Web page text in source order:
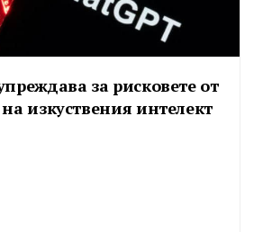
за рисковете от
изкуствения интелект